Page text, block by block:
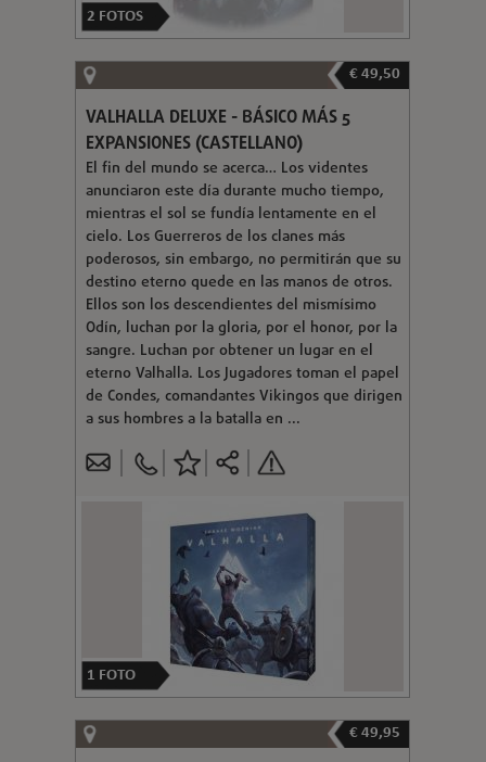
2 FOTOS
€ 49,50
VALHALLA DELUXE - BÁSICO MÁS 5
EXPANSIONES (CASTELLANO)
El fin del mundo se acerca… Los videntes
anunciaron este día durante mucho tiempo,
mientras el sol se fundía lentamente en el
cielo. Los Guerreros de los clanes más
poderosos, sin embargo, no permitirán que su
destino eterno quede en las manos de otros.
Ellos son los descendientes del mismísimo
Odín, luchan por la gloria, por el honor, por la
sangre. Luchan por obtener un lugar en el
eterno Valhalla. Los Jugadores toman el papel
de Condes, comandantes Vikingos que dirigen
a sus hombres a la batalla en ...
1 FOTO
€ 49,95